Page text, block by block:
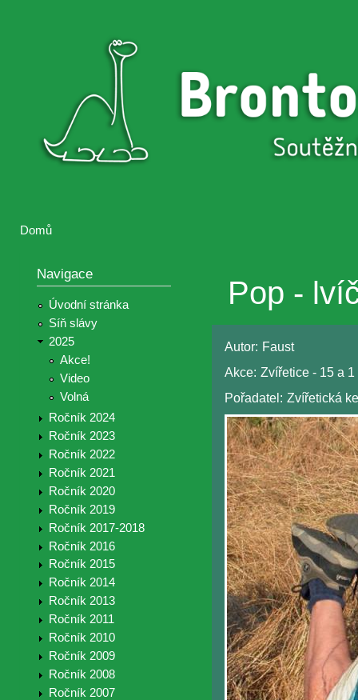
Brontosaurus
Brontosaurus
Domů
Navigace
Úvodní stránka
Síň slávy
2025
Akce!
Video
Volná
Ročník 2024
Ročník 2023
Ročník 2022
Ročník 2021
Ročník 2020
Ročník 2019
Ročník 2017-2018
Ročník 2016
Ročník 2015
Ročník 2014
Ročník 2013
Ročník 2011
Ročník 2010
Ročník 2009
Ročník 2008
Ročník 2007
Pop -
Autor: Faust
Akce: Zvířetice - 15 a 1
Pořadatel: Zvířetická